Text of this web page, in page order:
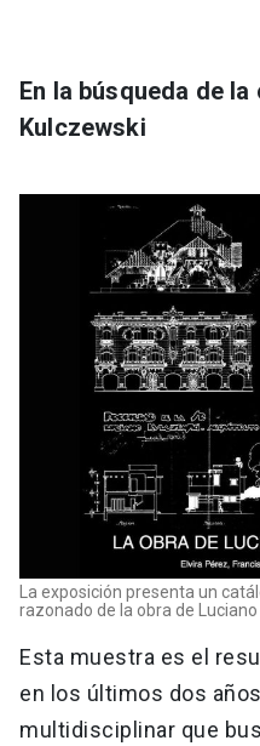
En la búsqueda de
Kulczewski
La exposición presenta un
razonado de la obra de
Esta muestra es el
en los últimos dos
multidisciplinar que